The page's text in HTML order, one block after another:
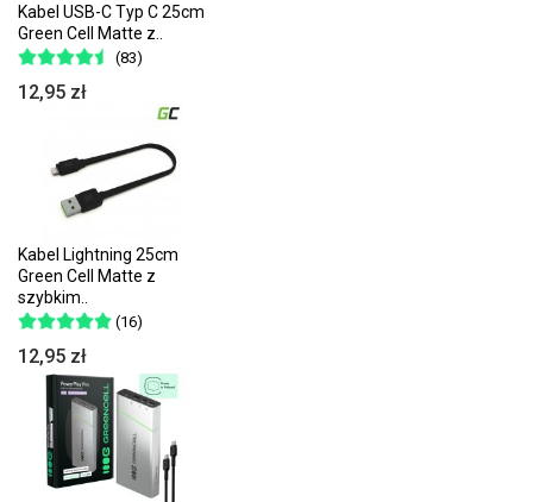
Kabel USB-C Typ C 25cm
Green Cell Matte z..
(83)
12,95 zł
Kabel Lightning 25cm
Green Cell Matte z
szybkim..
(16)
12,95 zł